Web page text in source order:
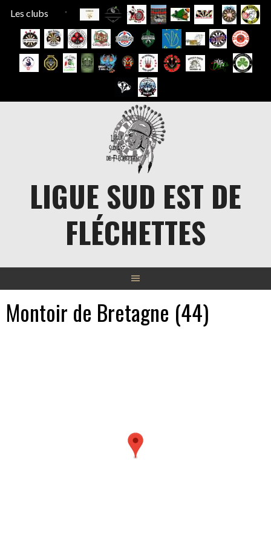
Les clubs
LIGUE SUD EST DE
FLÉCHETTES
Montoir de Bretagne (44)